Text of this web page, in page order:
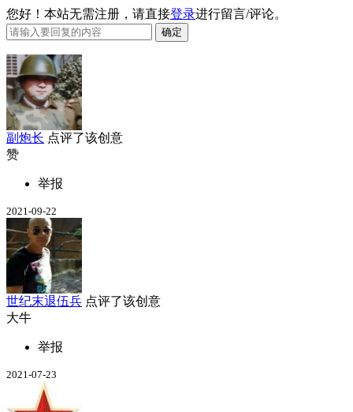
您好！本站无需注册，请直接登录进行留言/评论。
副炮长 点评了该创意
赞
举报
2021-09-22
世纪末退伍兵 点评了该创意
大牛
举报
2021-07-23